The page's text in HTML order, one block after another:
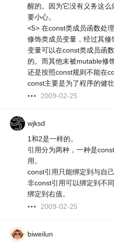
醒的。因为它没有义务这
要小心。
<5> 在const类成员函数处
修饰类成员变量，经过其修
变量可以在const类成员函
的。而其他未被mutable修
还是按照const规则不能在
const主要是为了程序的健
2009-02-25
wjksd
1和2是一样的。
引用分为两种，一种是
用。
const引用只能绑定到与自
非const引用可以绑定到不
绑定到右值。
2009-02-25
biweilun